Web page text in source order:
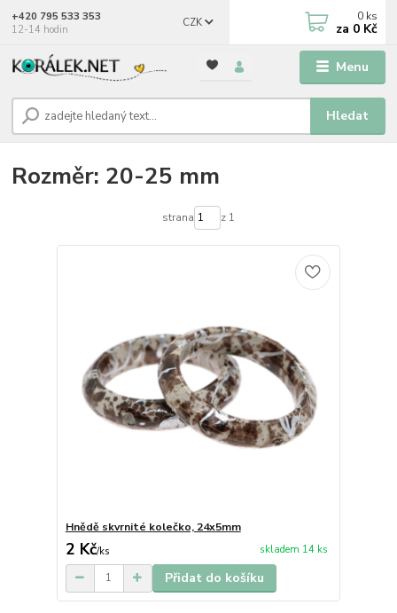
Menu
CZK
Hledat
+420 795 533 353
12-14 hodin
0 ks
za 0 Kč
Rozměr: 20-25 mm
strana z 1
Hnědě skvrnité kolečko, 24x5mm
2 Kč/ks skladem 14 ks
Přidat do košíku